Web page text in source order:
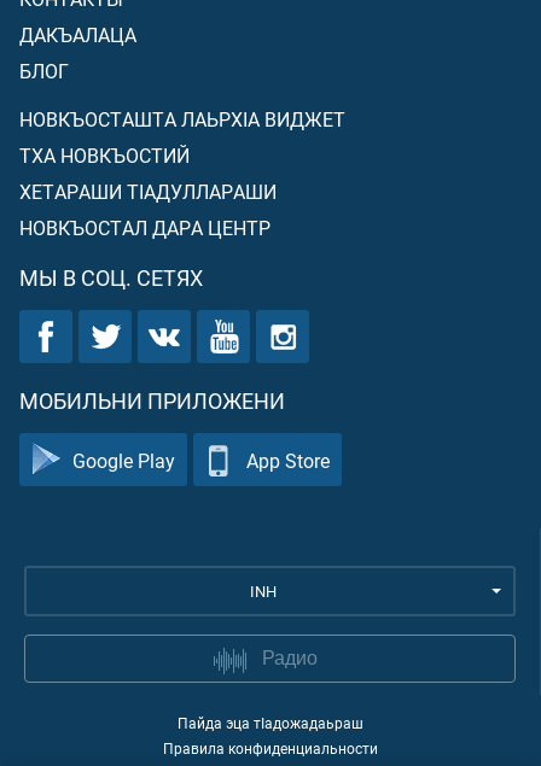
ДАКЪАЛАЦА
БЛОГ
НОВКЪОСТАШТА ЛАЬРХIА ВИДЖЕТ
ТХА НОВКЪОСТИЙ
ХЕТАРАШИ ТIАДУЛЛАРАШИ
НОВКЪОСТАЛ ДАРА ЦЕНТР
МЫ В СОЦ. СЕТЯХ
МОБИЛЬНИ ПРИЛОЖЕНИ
Google Play App Store
INH
Радио
Пайда эца тIадожадаьраш
Правила конфиденциальности